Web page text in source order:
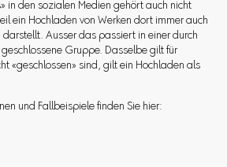
in den sozialen Medien gehört auch nicht
ein Hochladen von Werken dort immer auch
darstellt. Ausser das passiert in einer durch
Gruppe. Dasselbe gilt für
«geschlossen» sind, gilt ein Hochladen als
und Fallbeispiele finden Sie hier: